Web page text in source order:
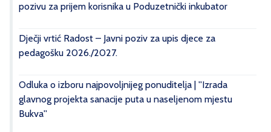
pozivu za prijem korisnika u Poduzetnički inkubator
Dječji vrtić Radost – Javni poziv za upis djece za
pedagošku 2026./2027.
Odluka o izboru najpovoljnijeg ponuditelja | ''Izrada
glavnog projekta sanacije puta u naseljenom mjestu
Bukva''